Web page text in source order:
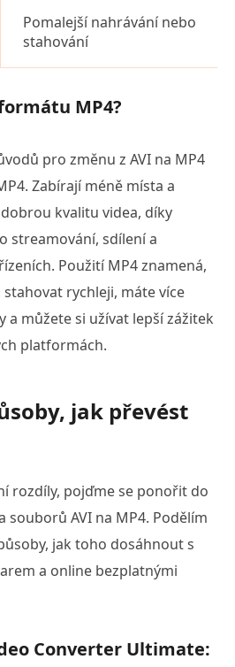
Pomalejší nahrávání nebo
stahování
MP4?
pro změnu z AVI na MP4
Zabírají méně místa a
kvalitu videa, díky
streamování, sdílení a
Použití MP4 znamená,
rychleji, máte více
a můžete si užívat lepší zážitek
platformách.
jak převést
rozdíly, pojďme se ponořit do
souborů AVI na MP4. Podělím
jak toho dosáhnout s
a online bezplatnými
Converter Ultimate: